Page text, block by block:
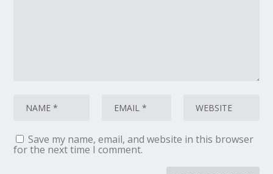
Save my name, email, and website in this browser
for the next time I comment.